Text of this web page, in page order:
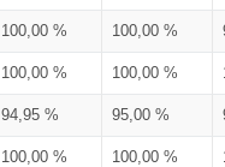
100,00 % 100,00 %
100,00 % 100,00 %
94,95 % 95,00 %
100,00 % 100,00 %